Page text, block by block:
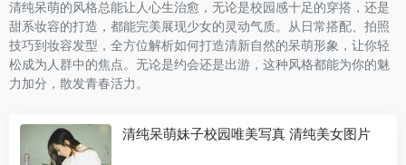
清纯呆萌的风格总能让人心生治愈，无论是校园感十足的穿搭，还是
甜系妆容的打造，都能完美展现少女的灵动气质。从日常搭配、拍照
技巧到妆容发型，全方位解析如何打造清新自然的呆萌形象，让你轻
松成为人群中的焦点。无论是约会还是出游，这种风格都能为你的魅
力加分，散发青春活力。
清纯呆萌妹子校园唯美写真 清纯美女图片